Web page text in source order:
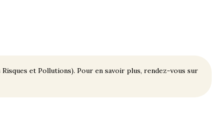
et Pollutions). Pour en savoir plus, rendez-vous sur